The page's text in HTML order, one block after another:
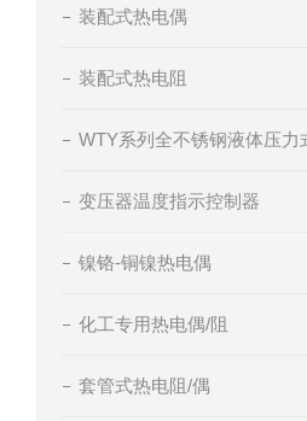
装配式热电偶
装配式热电阻
变压器温度指示控制器
镍铬-铜镍热电偶
化工专用热电偶/阻
套管式热电阻/偶